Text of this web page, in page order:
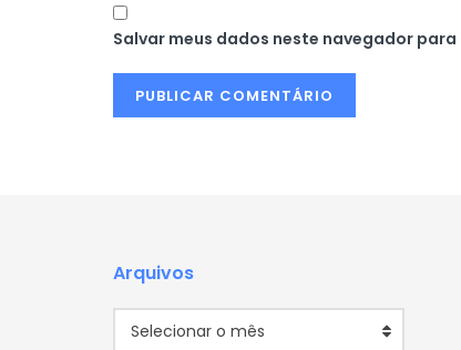
Salvar meus dados neste navegador
Arquivos
Selecionar o mês